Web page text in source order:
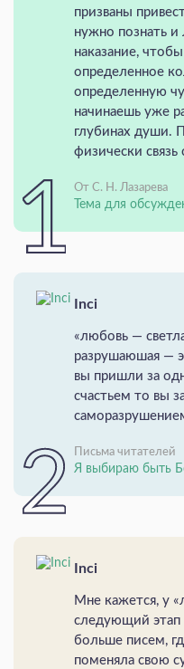
призваны
нужно познать и
наказание,
определенное
определенную
начинаешь уже
глубинах души.
физически связь
От С. Н. Лазарева
Тема для
Inci
«любовь —
разрушаюшая —
вы пришли за
счастьем то вы
Письма читателей
Я выбираю быть
Inci
Мне кажется, у
следующий
больше писем,
поменяла свою